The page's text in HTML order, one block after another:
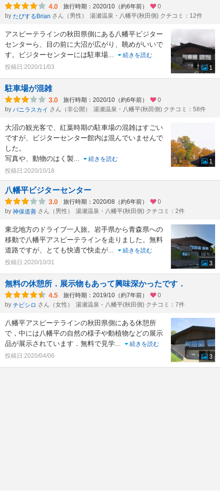
4.0 旅行時期：2020/10（約6年前）
0
by たびするBrian さん（男性） 湯瀬温泉・八幡平(秋田側) クチコミ：12件
アスピーテラインの秋田県側にある八幡平ビジター
センターら、目の前に大沼が広がり、眺めがいいで
す。ビジターセンターには駐車場...
続きを読む
投稿日:2020/11/03
1
駐車場が混雑
3.0 旅行時期：2020/10（約6年前）
0
by バニラスカイ さん（非公開） 湯瀬温泉・八幡平(秋田側) クチコミ：58件
大沼の観光客で、紅葉時期の駐車場の混雑はすごい
ですが、ビジターセンター館内は混んでいませんで
した。
写真や、動物のはく製...
続きを読む
投稿日:2020/10/18
1
八幡平ビジターセンター
3.0 旅行時期：2020/08（約6年前）
0
by 神保道善 さん（男性） 湯瀬温泉・八幡平(秋田側) クチコミ：2件
東北地方のドライブ一人旅。岩手県から青森県への
移動で八幡平アスピーテラインを走りました。無料
道路ですが、とても快適で快走が...
続きを読む
投稿日:2020/10/31
3
無料の休憩所．展示物もあって興味深かったです．
4.5 旅行時期：2019/10（約7年前）
0
by チビシロ さん（女性） 湯瀬温泉・八幡平(秋田側) クチコミ：7件
八幡平アスピーテラインの秋田県側にある休憩所
で，中には八幡平の自然の様子や動植物などの展示
品が展示されています．無料で見学...
続きを読む
投稿日:2020/04/06
3